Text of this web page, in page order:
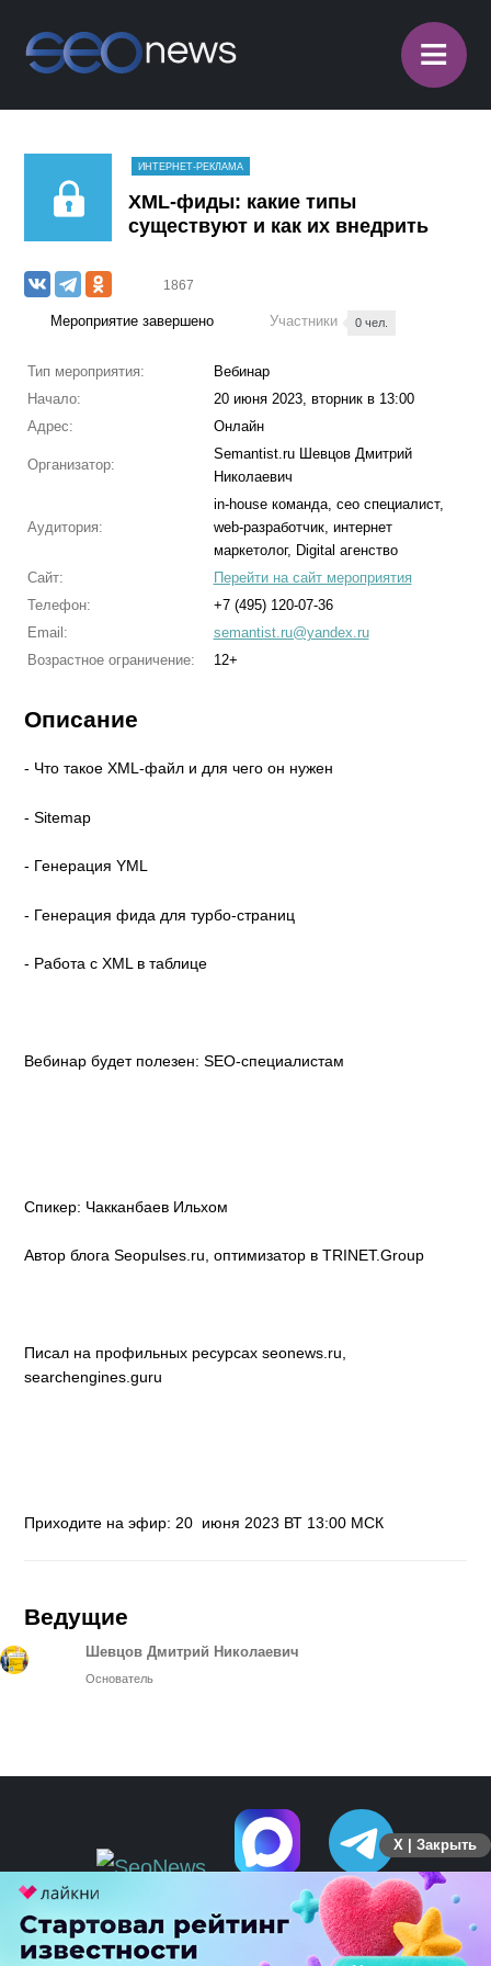
≡
ИНТЕРНЕТ-РЕКЛАМА
XML-фиды: какие типы
существуют и как их внедрить
1867
Мероприятие завершено Участники 0 чел.
Тип мероприятия:
Вебинар
Начало:
20 июня 2023, вторник в 13:00
Адрес:
Онлайн
Организатор:
Semantist.ru Шевцов Дмитрий
Николаевич
Аудитория:
in-house команда, сео специалист,
web-разработчик, интернет
маркетолог, Digital агенство
Сайт:
Перейти на сайт мероприятия
Телефон:
+7 (495) 120-07-36
Email:
semantist.ru@yandex.ru
Возрастное ограничение:
12+
Описание
- Что такое XML-файл и для чего он нужен
- Sitemap
- Генерация YML
- Генерация фида для турбо-страниц
- Работа с XML в таблице
Вебинар будет полезен: SEO-специалистам
Спикер: Чакканбаев Ильхом
Автор блога Seopulses.ru, оптимизатор в TRINET.Group
Писал на профильных ресурсах seonews.ru,
searchengines.guru
Приходите на эфир: 20 июня 2023 ВТ 13:00 МСК
Ведущие
Шевцов Дмитрий Николаевич
Основатель
X | Закрыть
ПЕРЕЙТИ НА ПОЛНУЮ ВЕРСИЮ
© SEOnews.ru Все права защищены. 2026